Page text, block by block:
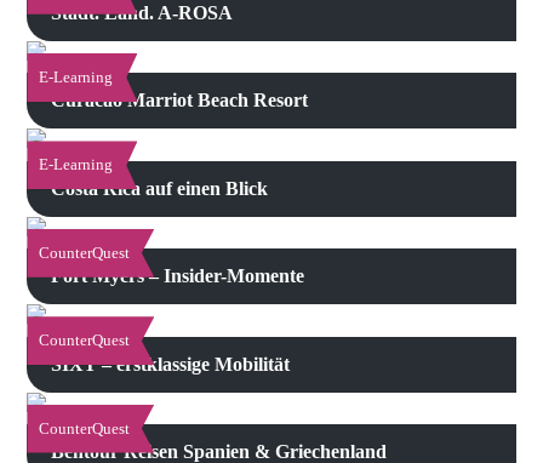
Stadt. Land. A-ROSA
E-Learning
Curacao Marriot Beach Resort
E-Learning
Costa Rica auf einen Blick
CounterQuest
Fort Myers – Insider-Momente
CounterQuest
SIXT – erstklassige Mobilität
CounterQuest
Bentour Reisen Spanien & Griechenland